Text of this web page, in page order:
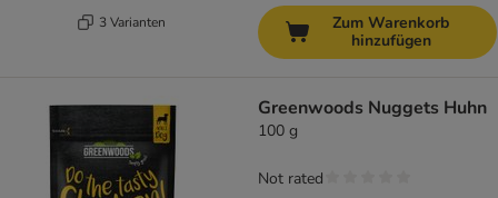
3 Varianten
Zum Warenkorb
hinzufügen
Greenwoods Nuggets Huhn
100 g
Not rated